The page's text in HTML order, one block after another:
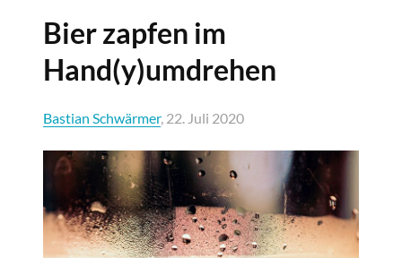
Bier zapfen im
Hand(y)umdrehen
Bastian Schwärmer, 22. Juli 2020